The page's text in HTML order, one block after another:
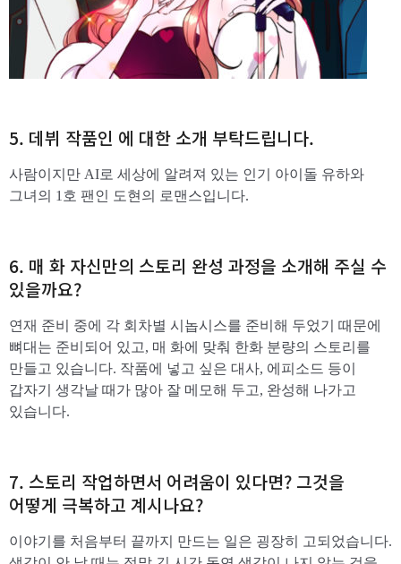
5. 데뷔 작품인 에 대한 소개 부탁드립니다.
사람이지만 AI로 세상에 알려져 있는 인기 아이돌 유하와
그녀의 1호 팬인 도현의 로맨스입니다.
6. 매 화 자신만의 스토리 완성 과정을 소개해 주실 수
있을까요?
연재 준비 중에 각 회차별 시놉시스를 준비해 두었기 때문에
뼈대는 준비되어 있고, 매 화에 맞춰 한화 분량의 스토리를
만들고 있습니다. 작품에 넣고 싶은 대사, 에피소드 등이
갑자기 생각날 때가 많아 잘 메모해 두고, 완성해 나가고
있습니다.
7. 스토리 작업하면서 어려움이 있다면? 그것을
어떻게 극복하고 계시나요?
이야기를 처음부터 끝까지 만드는 일은 굉장히 고되었습니다.